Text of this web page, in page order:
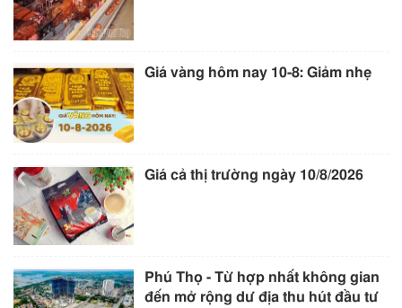
Giá vàng hôm nay 10-8: Giảm nhẹ
Giá cả thị trường ngày 10/8/2026
Phú Thọ - Từ hợp nhất không gian
đến mở rộng dư địa thu hút đầu tư